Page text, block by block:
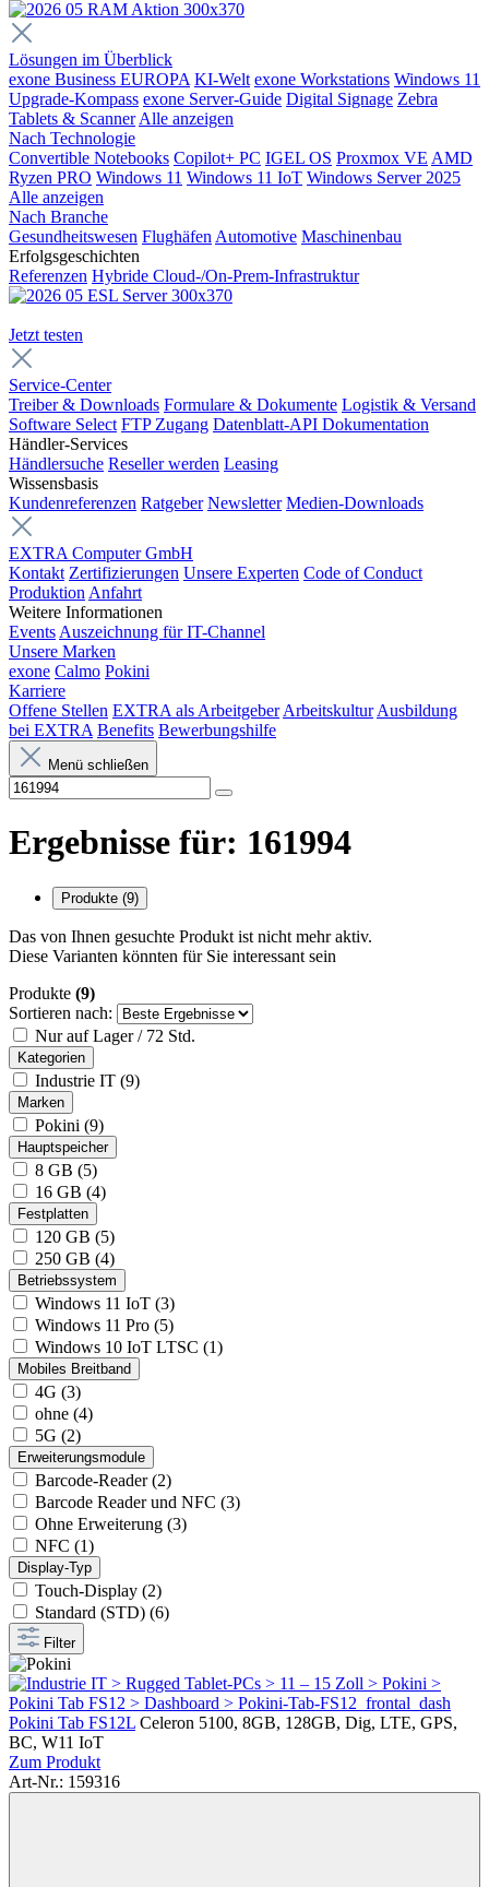
Lösungen im Überblick
exone Business EUROPA KI-Welt exone Workstations Windows 11
Upgrade-Kompass exone Server-Guide Digital Signage Zebra
Tablets & Scanner Alle anzeigen
Nach Technologie
Convertible Notebooks Copilot+ PC IGEL OS Proxmox VE AMD
Ryzen PRO Windows 11 Windows 11 IoT Windows Server 2025
Alle anzeigen
Nach Branche
Gesundheitswesen Flughäfen Automotive Maschinenbau
Erfolgsgeschichten
Referenzen Hybride Cloud-/On-Prem-Infrastruktur
Jetzt testen
Service-Center
Treiber & Downloads Formulare & Dokumente Logistik & Versand
Software Select FTP Zugang Datenblatt-API Dokumentation
Händler-Services
Händlersuche Reseller werden Leasing
Wissensbasis
Kundenreferenzen Ratgeber Newsletter Medien-Downloads
EXTRA Computer GmbH
Kontakt Zertifizierungen Unsere Experten Code of Conduct
Produktion Anfahrt
Weitere Informationen
Events Auszeichnung für IT-Channel
Unsere Marken
exone Calmo Pokini
Karriere
Offene Stellen EXTRA als Arbeitgeber Arbeitskultur Ausbildung
bei EXTRA Benefits Bewerbungshilfe
Menü schließen
Ergebnisse für: 161994
Produkte (9)
Das von Ihnen gesuchte Produkt ist nicht mehr aktiv.
Diese Varianten könnten für Sie interessant sein
Produkte (9)
Sortieren nach:
Nur auf Lager / 72 Std.
Kategorien
Industrie IT (9)
Marken
Pokini (9)
Hauptspeicher
8 GB (5)
16 GB (4)
Festplatten
120 GB (5)
250 GB (4)
Betriebssystem
Windows 11 IoT (3)
Windows 11 Pro (5)
Windows 10 IoT LTSC (1)
Mobiles Breitband
4G (3)
ohne (4)
5G (2)
Erweiterungsmodule
Barcode-Reader (2)
Barcode Reader und NFC (3)
Ohne Erweiterung (3)
NFC (1)
Display-Typ
Touch-Display (2)
Standard (STD) (6)
Filter
Pokini Tab FS12L Celeron 5100, 8GB, 128GB, Dig, LTE, GPS,
BC, W11 IoT
Zum Produkt
Art-Nr.: 159316